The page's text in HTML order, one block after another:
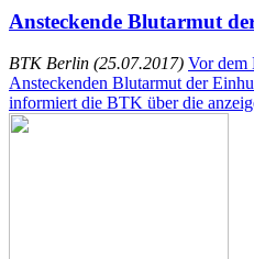
Ansteckende Blutarmut
BTK Berlin (25.07.2017) Vor dem
Ansteckenden Blutarmut der
informiert die BTK über die